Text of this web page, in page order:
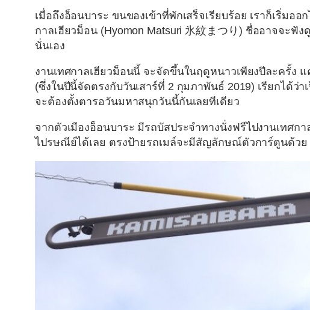
เมื่อถึงอ็อนบาระ ขนของเข้าที่พักเสร็จเรียบร้อย เราก็เริ่ม
กาลเฮียวม็อน (Hyomon Matsuri 氷紋まつり) ชื่ออาจจะฟัง
นั่นเอง
งานเทศกาลเฮียวม็อนนี้ จะจัดขึ้นในฤดูหนาวเพียงปีละครั้ง
(ซึ่งในปีนี้จัดตรงกับวันเสาร์ที่ 2 กุมภาพันธ์ 2019) เรียกได้ว่
จะต้องตั้งตารอวันมหาสนุกวันนี้กันเลยทีเดียว
จากตัวเมืองอ็อนบาระ มีรถบัสประจำทางนั่งฟรีไปงานเทศ
ไปรษณีย์ได้เลย ตรงป้ายรถเมล์จะมีสัญลักษณ์ตัวการ์ตูนด้วย